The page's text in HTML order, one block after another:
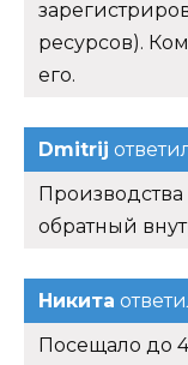
ресурсов).
его.
Dmitrij
обратный
Никита
Посещало до